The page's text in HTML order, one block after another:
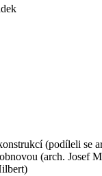
(podíleli se
(arch. Josef